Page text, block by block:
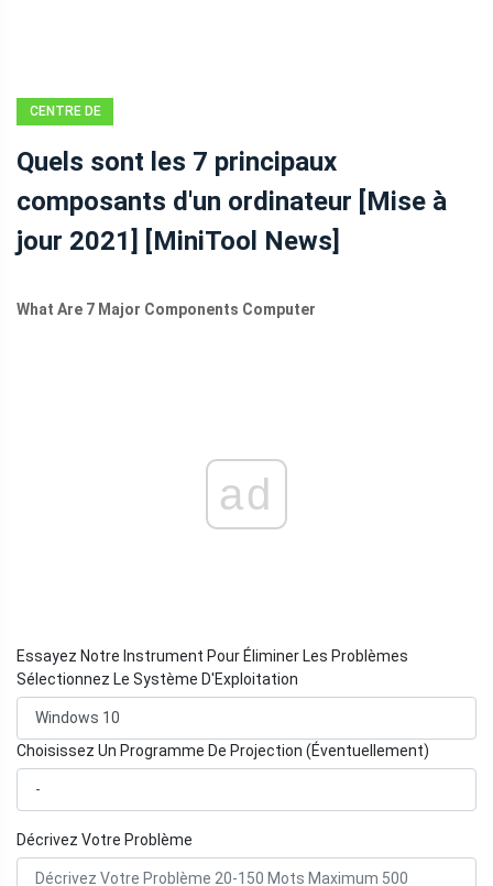
CENTRE DE
MINITOOL
Quels sont les 7 principaux
composants d'un ordinateur [Mise à
jour 2021] [MiniTool News]
What Are 7 Major Components Computer
ad
Essayez Notre Instrument Pour Éliminer Les Problèmes
Sélectionnez Le Système D'Exploitation
Choisissez Un Programme De Projection (Éventuellement)
Décrivez Votre Problème